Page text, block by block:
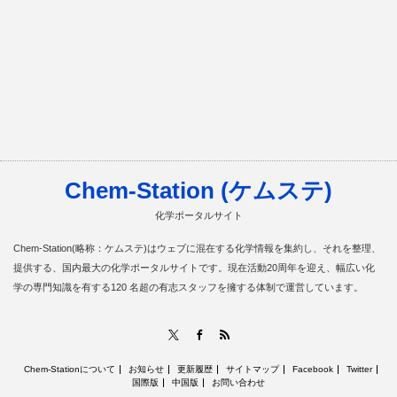
Chem-Station (ケムステ)
化学ポータルサイト
Chem-Station(略称：ケムステ)はウェブに混在する化学情報を集約し、それを整理、
提供する、国内最大の化学ポータルサイトです。現在活動20周年を迎え、幅広い化
学の専門知識を有する120 名超の有志スタッフを擁する体制で運営しています。
Facebook
Chem-Stationについて お知らせ 更新履歴 サイトマップ Facebook
Twitter
国際版
中国版 お問い合わせ